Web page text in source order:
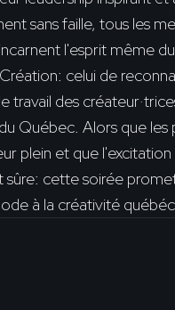
sans faille, tous les
incarnent l'esprit même
celui de
travail des
Québec. Alors que les
plein et que
sûre: cette soirée
à la créativité